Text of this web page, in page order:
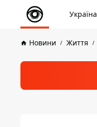
Україна
Новини Життя